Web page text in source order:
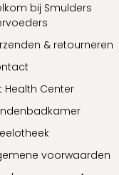
bij Smulders
& retourneren
Health Center
voorwaarden